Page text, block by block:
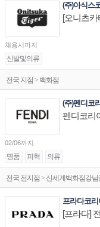
(주)아식스
[오니츠
채용시까지
신발및의류
전국 지점 > 백화점
(주)펜디코
펜디코리
02/06까지
명품 피혁 의류
전국 전지점 > 신세계백화점강남
프라다코리
[프라다]